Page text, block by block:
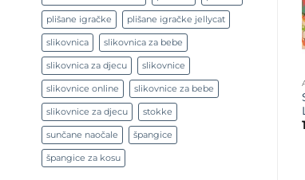
plišane igračke plišane igračke jellycat
slikovnica slikovnica za bebe
slikovnica za djecu slikovnice
slikovnice online slikovnice za bebe
slikovnice za djecu stokke
sunčane naočale špangice
špangice za kosu